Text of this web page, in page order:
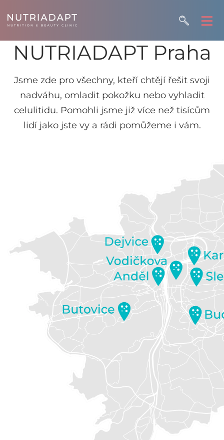
NUTRIADAPT Praha
Jsme zde pro všechny, kteří chtějí řešit svoji
nadváhu, omladit pokožku nebo vyhladit
celulitidu. Pomohli jsme již více než tisícům
lidí jako jste vy a rádi pomůžeme i vám.